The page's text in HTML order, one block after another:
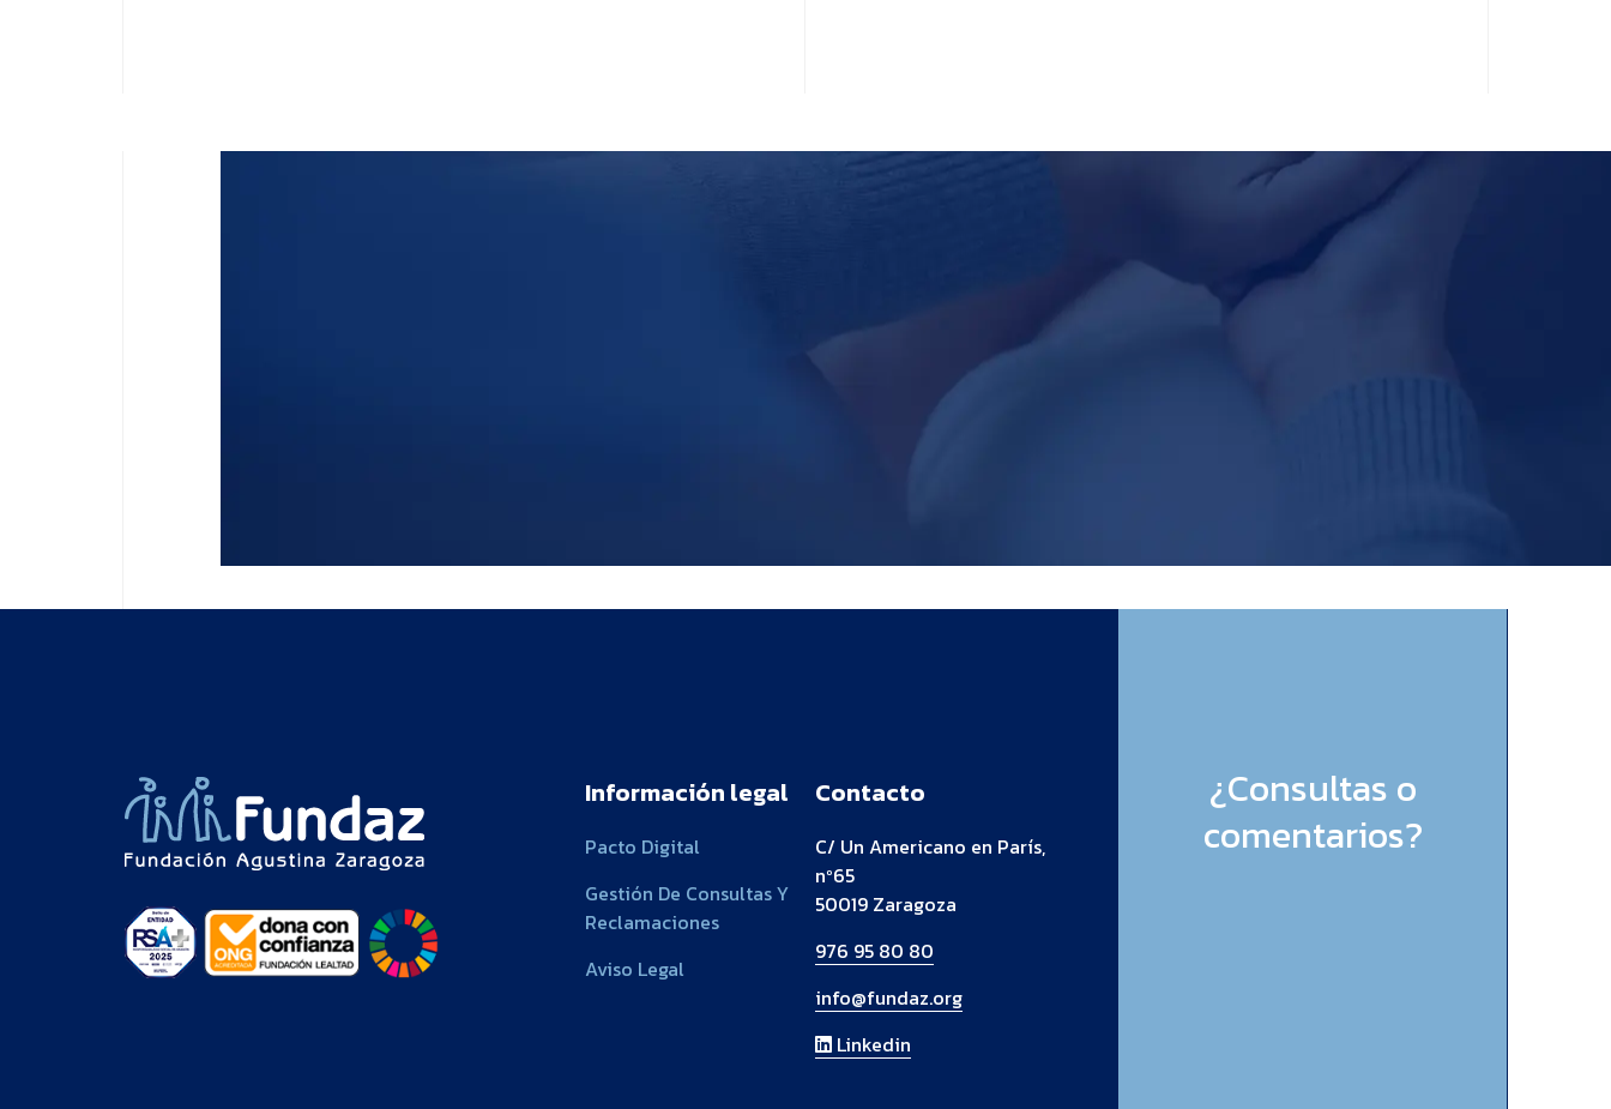
Información legal
Pacto Digital
Gestión De Consultas Y
Reclamaciones
Aviso Legal
Contacto
C/ Un Americano en París,
nº65
50019 Zaragoza
976 95 80 80
info@fundaz.org
Linkedin
¿Consultas o
comentarios?